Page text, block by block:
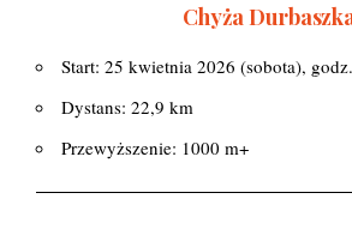
Chyża
Start: 25 kwietnia 2026 (sobota),
Dystans: 22,9 km
Przewyższenie: 1000 m+